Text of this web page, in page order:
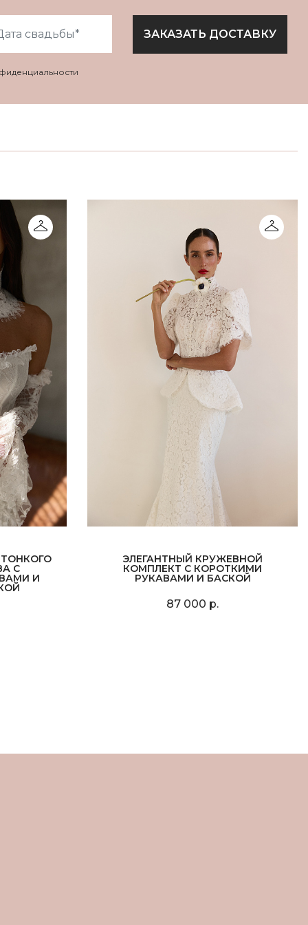
ЗАКАЗАТЬ ДОСТАВКУ
С
И
ЭЛЕГАНТНЫЙ КРУЖЕВНОЙ
КОМПЛЕКТ С КОРОТКИМИ
РУКАВАМИ И БАСКОЙ
87 000 р.